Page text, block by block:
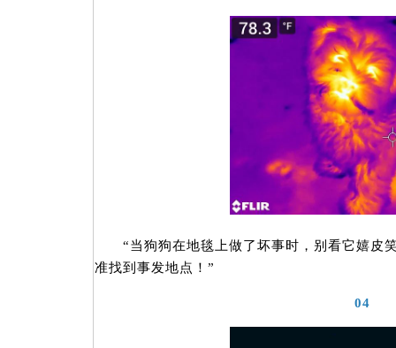
“当狗狗在地毯上做了坏事时，别看它嬉皮
准找到事发地点！”
04